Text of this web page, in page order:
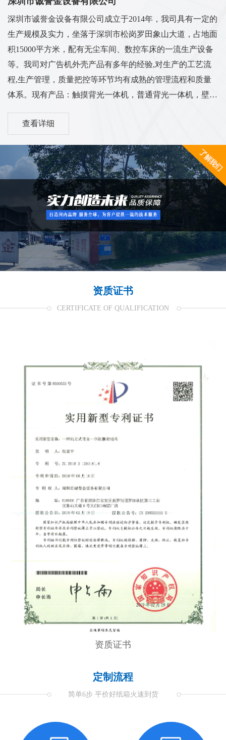
深圳市诚誉金设备有限公司成立于2014年，我司具有一定的
生产规模及实力，坐落于深圳市松岗罗田象山大道，占地面
积15000平方米，配有无尘车间、数控车床的一流生产设备
等。我司对广告机外壳产品有多年的经验,对生产的工艺流
程,生产管理，质量把控等环节均有成熟的管理流程和质量
体系。现有产品：触摸背光一体机，普通背光一体机，壁挂
广告机，机壳套料等多系列外壳...
查看详细
资质证书
CERTIFICATE OF QUALIFICATION
资质证书
定制流程
简单6步 平价好纸箱火速到货